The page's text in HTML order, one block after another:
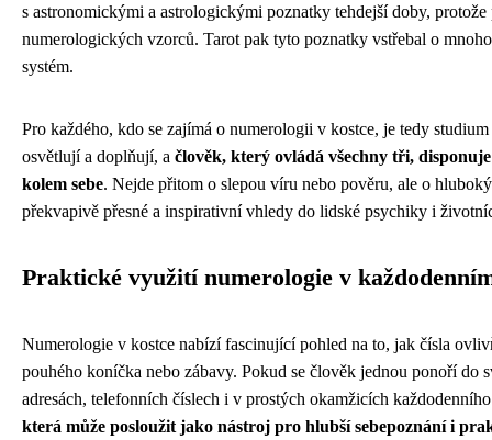
s astronomickými a astrologickými poznatky tehdejší doby,
numerologických vzorců. Tarot pak tyto poznatky vstřebal o
systém.
Pro každého, kdo se zajímá o numerologii v kostce, je tedy
osvětlují a doplňují, a člověk, který ovládá všechny tři,
kolem sebe. Nejde přitom o slepou víru nebo pověru, ale o
překvapivě přesné a inspirativní vhledy do lidské psychiky i
Praktické využití numerologie v
Numerologie v kostce nabízí fascinující pohled na to, jak čísla
pouhého koníčka nebo zábavy. Pokud se člověk jednou ponoří do
adresách, telefonních číslech i v prostých okamžicích
která může posloužit jako nástroj pro hlubší sebepoznání i